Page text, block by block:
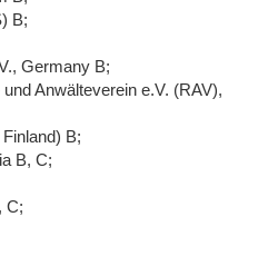
B;
Germany B;
Anwälteverein e.V. (RAV),
B;
B, C;
C;